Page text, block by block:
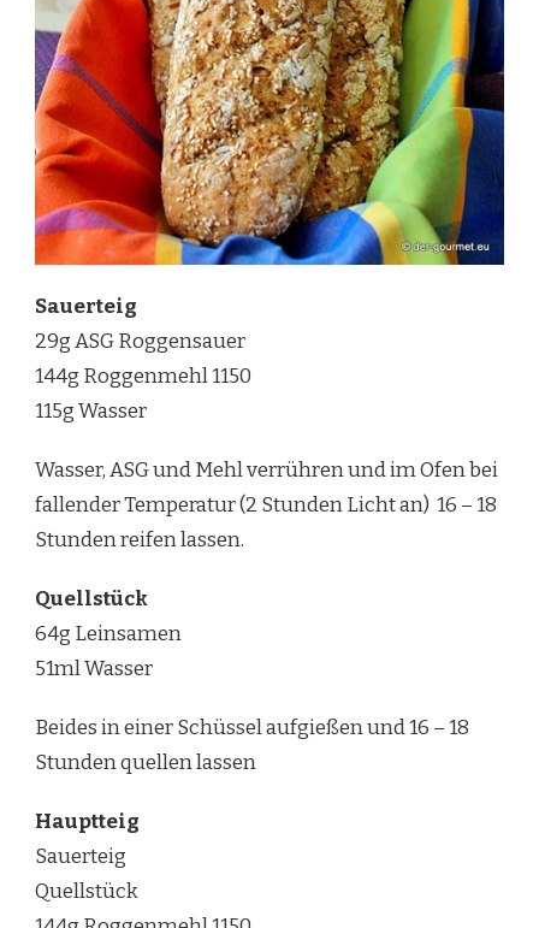
Sauerteig
29g ASG Roggensauer
144g Roggenmehl 1150
115g Wasser
Wasser, ASG und Mehl verrühren und im Ofen bei
fallender Temperatur (2 Stunden Licht an) 16 – 18
Stunden reifen lassen.
Quellstück
64g Leinsamen
51ml Wasser
Beides in einer Schüssel aufgießen und 16 – 18
Stunden quellen lassen
Hauptteig
Sauerteig
Quellstück